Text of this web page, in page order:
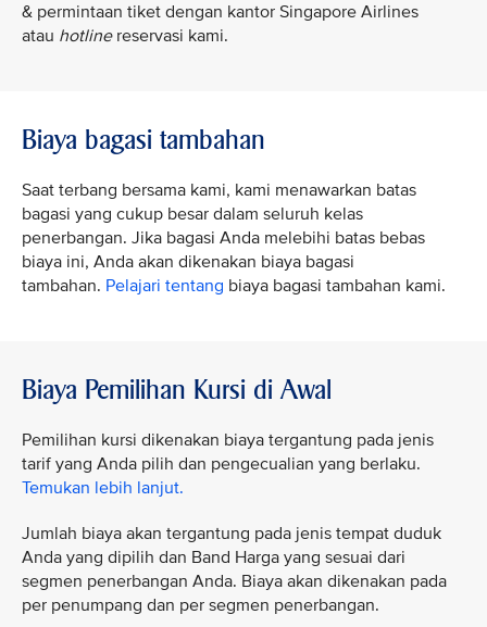
& permintaan tiket dengan kantor Singapore Airlines
atau hotlinereservasi kami.
Biaya bagasi tambahan
Saat terbang bersama kami, kami menawarkan batas
bagasi yang cukup besar dalam seluruh kelas
penerbangan. Jika bagasi Anda melebihi batas bebas
biaya ini, Anda akan dikenakan biaya bagasi
tambahan. Pelajari tentang biaya bagasi tambahan kami.
Biaya Pemilihan Kursi di Awal
Pemilihan kursi dikenakan biaya tergantung pada jenis
tarif yang Anda pilih dan pengecualian yang berlaku.
Temukan lebih lanjut.
Jumlah biaya akan tergantung pada jenis tempat duduk
Anda yang dipilih dan Band Harga yang sesuai dari
segmen penerbangan Anda. Biaya akan dikenakan pada
per penumpang dan per segmen penerbangan.